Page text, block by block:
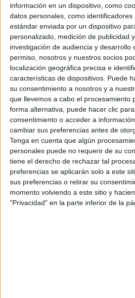
información en un dispositivo, como
datos personales, como identificadores
estándar enviada por un dispositivo
personalizado, medición de publicidad
investigación de audiencia y desarrollo
permiso, nosotros y nuestros socios
localización geográfica precisa e
características de dispositivos. Puede
su consentimiento a nosotros y a
que llevemos a cabo el procesamiento
forma alternativa, puede hacer clic
consentimiento o acceder a
cambiar sus preferencias antes de
Tenga en cuenta que algún
personales puede no requerir de su
tiene el derecho de rechazar tal
preferencias se aplicarán solo a este
sus preferencias o retirar su
momento volviendo a este sitio y
"Privacidad" en la parte inferior de la